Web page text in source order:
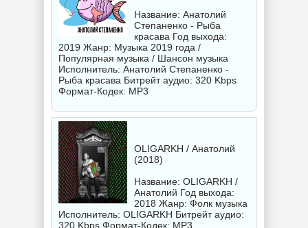
Название: Анатолий
Степаненко - Рыба
красава Год выхода:
2019 Жанр: Музыка 2019 года /
Популярная музыка / Шансон музыка
Исполнитель: Анатолий Степаненко -
Рыба красава Битрейт аудио: 320 Kbps
Формат-Кодек: MP3
OLIGARKH / Анатолий
(2018)
Название: OLIGARKH /
Анатолий Год выхода:
2018 Жанр: Фолк музыка
Исполнитель: OLIGARKH Битрейт аудио:
320 Kbps Формат-Кодек: MP3